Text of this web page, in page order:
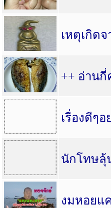
เหตุเกิด
++ อ่านกี่
เรื่องดีๆ
นักโทษลุ้
งมหอยแ